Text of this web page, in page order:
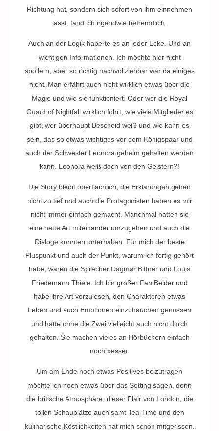
Richtung hat, sondern sich sofort von ihm einnehmen
lässt, fand ich irgendwie befremdlich.
Auch an der Logik haperte es an jeder Ecke. Und an
wichtigen Informationen. Ich möchte hier nicht
spoilern, aber so richtig nachvollziehbar war da einiges
nicht. Man erfährt auch nicht wirklich etwas über die
Magie und wie sie funktioniert. Oder wer die Royal
Guard of Nightfall wirklich führt, wie viele Mitglieder es
gibt, wer überhaupt Bescheid weiß und wie kann es
sein, das so etwas wichtiges vor dem Königspaar und
auch der Schwester Leonora geheim gehalten werden
kann. Leonora weiß doch von den Geistern?!
Die Story bleibt oberflächlich, die Erklärungen gehen
nicht zu tief und auch die Protagonisten haben es mir
nicht immer einfach gemacht. Manchmal hatten sie
eine nette Art miteinander umzugehen und auch die
Dialoge konnten unterhalten. Für mich der beste
Pluspunkt und auch der Punkt, warum ich fertig gehört
habe, waren die Sprecher Dagmar Bittner und Louis
Friedemann Thiele. Ich bin großer Fan Beider und
habe ihre Art vorzulesen, den Charakteren etwas
Leben und auch Emotionen einzuhauchen genossen
und hätte ohne die Zwei vielleicht auch nicht durch
gehalten. Sie machen vieles an Hörbüchern einfach
noch besser.
Um am Ende noch etwas Positives beizutragen
möchte ich noch etwas über das Setting sagen, denn
die britische Atmosphäre, dieser Flair von London, die
tollen Schauplätze auch samt Tea-Time und den
kulinarische Köstlichkeiten hat mich schon mitgerissen.